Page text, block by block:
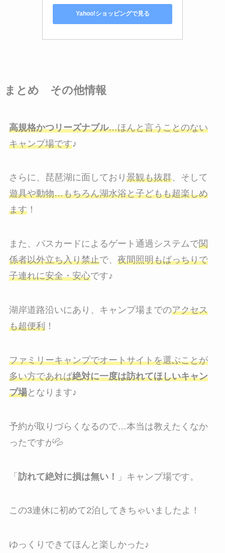
Yahoo!ショッピングで見る
まとめ その他情報
高規格かつリーズナブル…ほんと言うことのない
キャンプ場です♪
さらに、琵琶湖に面しており 景観も抜群、そして
遊具や動物…もちろん湖水浴と子どもも超楽しめ
ます！
また、パスカードによるゲート通過システムで関
係者以外立ち入り禁止で、 夜間照明もばっちりで
子連れに安全・安心です♪
湖岸道路沿いにあり、キャンプ場までのアクセス
も超便利！
ファミリーキャンプでオートサイトを選ぶことが
多い方であれば絶対に一度は訪れてほしいキャン
プ場となります♪
予約が取りづらくなるので…本当は教えたくなか
ったですが💦
「 訪れて絶対に損は無い！ 」キャンプ場です。
この3連休に初めて2泊してきちゃいましたよ！
ゆっくりできてほんと楽しかった♪